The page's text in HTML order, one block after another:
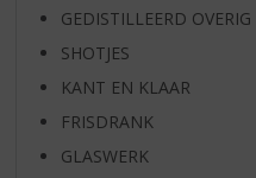
GEDISTILLEERD OVERIG
SHOTJES
KANT EN KLAAR
FRISDRANK
GLASWERK